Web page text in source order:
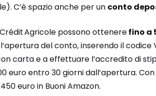
C’è spazio anche per un conto
Agricole possono ottenerefino a
del conto, inserendo il
carta e a effettuare l’accredito di
euro entro 30 giorni dall’apertura.
euro in Buoni Amazon.